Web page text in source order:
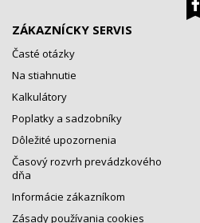
ZÁKAZNÍCKY SERVIS
Časté otázky
Na stiahnutie
Kalkulátory
Poplatky a sadzobníky
Dôležité upozornenia
Časový rozvrh prevádzkového
dňa
Informácie zákazníkom
Zásady používania cookies